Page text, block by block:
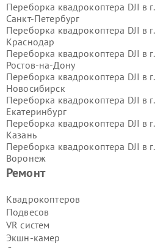
Ремонт
Квадрокоптеров
Подвесов
VR систем
Экшн-камер
Переборка квадрокоптера DJI в г.
Санкт-Петербург
Переборка квадрокоптера DJI в г.
Краснодар
Переборка квадрокоптера DJI в г.
Ростов-на-Дону
Переборка квадрокоптера DJI в г.
Новосибирск
Переборка квадрокоптера DJI в г.
Екатеринбург
Переборка квадрокоптера DJI в г.
Казань
Переборка квадрокоптера DJI в г.
Воронеж
Переборка квадрокоптера DJI в г.
Переборка квадрокоптера DJI в г.
Самара
Переборка квадрокоптера DJI в г.
Пермь
Переборка квадрокоптера DJI в г.